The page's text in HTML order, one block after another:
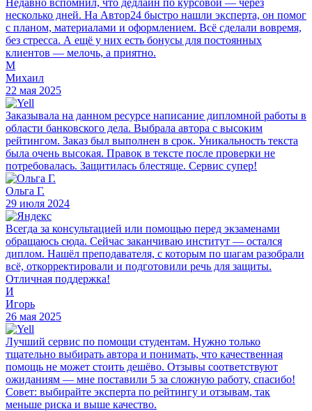
несколько дней. На Автор24 быстро нашли эксперта, он помог
с планом, материалами и оформлением. Всё сделали вовремя,
без стресса. А ещё у них есть бонусы для постоянных
клиентов — мелочь, а приятно.
М
Михаил
22 мая 2025
Заказывала на данном ресурсе написание дипломной работы в
области банковского дела. Выбрала автора с высоким
рейтингом. Заказ был выполнен в срок. Уникальность текста
была очень высокая. Правок в тексте после проверки не
потребовалась. Защитилась блестяще. Сервис супер!
Ольга Г.
29 июля 2024
Всегда за консультацией или помощью перед экзаменами
обращаюсь сюда. Сейчас заканчиваю институт — остался
диплом. Нашёл преподавателя, с которым по шагам разобрали
всё, откорректировали и подготовили речь для защиты.
Отличная поддержка!
И
Игорь
26 мая 2025
Лучший сервис по помощи студентам. Нужно только
тщательно выбирать автора и понимать, что качественная
помощь не может стоить дешёво. Отзывы соответствуют
ожиданиям — мне поставили 5 за сложную работу, спасибо!
Совет: выбирайте эксперта по рейтингу и отзывам, так
меньше риска и выше качество.